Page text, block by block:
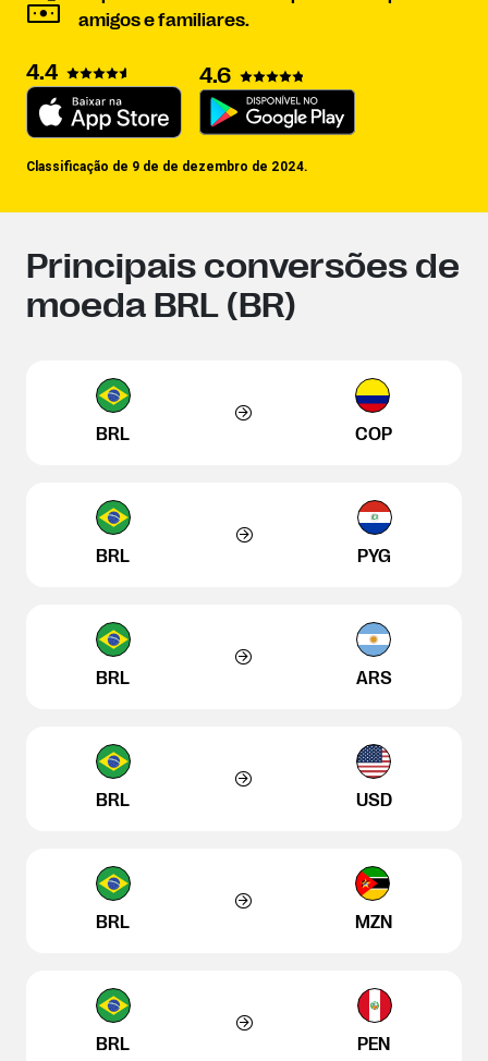
amigos e familiares.
4.4 4.6
Classificação de 9 de de dezembro de 2024.
Principais conversões de
moeda BRL (BR)
BRL COP
BRL PYG
BRL ARS
BRL USD
BRL MZN
BRL PEN